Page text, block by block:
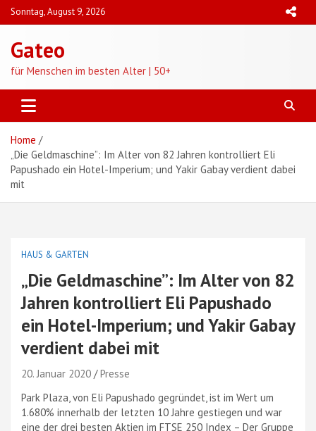
Skip
to
Sonntag, August 9, 2026
Gateo
für Menschen im besten Alter | 50+
Home
„Die Geldmaschine”: Im Alter von 82 Jahren kontrolliert Eli
Papushado ein Hotel-Imperium; und Yakir Gabay verdient dabei
mit
HAUS & GARTEN
„Die Geldmaschine”: Im Alter von 82
Jahren kontrolliert Eli Papushado
ein Hotel-Imperium; und Yakir Gabay
verdient dabei mit
20. Januar 2020
Presse
Park Plaza, von Eli Papushado gegründet, ist im Wert um
1.680% innerhalb der letzten 10 Jahre gestiegen und war
eine der drei besten Aktien im FTSE 250 Index – Der Gruppe